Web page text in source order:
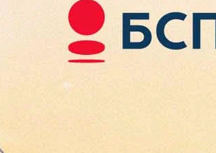
Сегодня:
2026.08.10
05:57
Афиша Plus